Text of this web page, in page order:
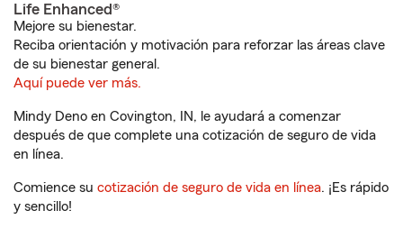
Life Enhanced®
Mejore su bienestar.
Reciba orientación y motivación para reforzar las áreas clave
de su bienestar general.
Aquí puede ver más.
Mindy Deno en Covington, IN, le ayudará a comenzar
después de que complete una cotización de seguro de vida
en línea.
Comience su cotización de seguro de vida en línea. ¡Es rápido
y sencillo!